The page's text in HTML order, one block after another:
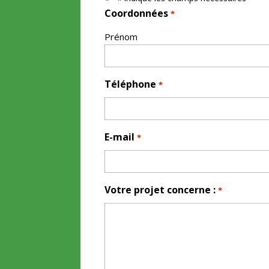
Coordonnées *
Prénom
Téléphone *
E-mail *
Votre projet concerne : *